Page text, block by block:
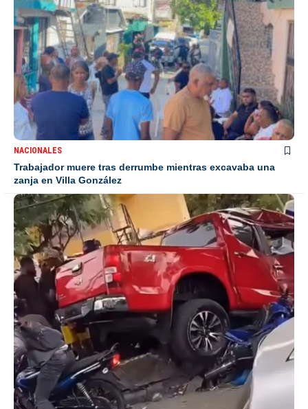
NACIONALES
Trabajador muere tras derrumbe mientras excavaba una
zanja en Villa González